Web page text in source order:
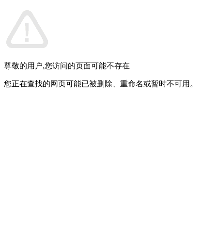
尊敬的用户,您访问的页面可能不存在
您正在查找的网页可能已被删除、重命名或暂时不可用。